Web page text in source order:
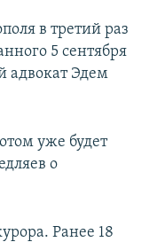
в третий раз
5 сентября
адвокат Эдем
уже будет
о
Ранее 18